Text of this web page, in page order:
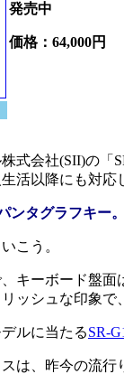
発売中
価格：64,000円
式会社(SII)の「
活以降にも対応
ンタグラフキー
こう。
キーボード盤面
ッシュな印象で
ルに当たるSR-
は、昨今の流行